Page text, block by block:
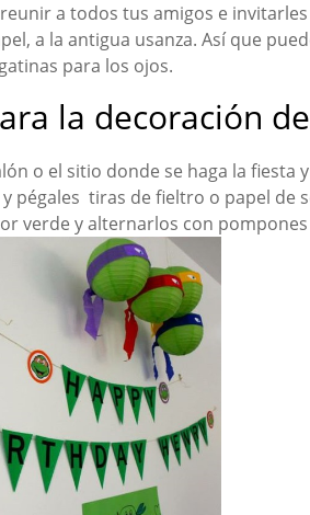
a todos tus amigos e
a la antigua usanza. Así que
para los ojos.
la decoración
o el sitio donde se haga la
pégales tiras de fieltro o papel de
verde y alternarlos con